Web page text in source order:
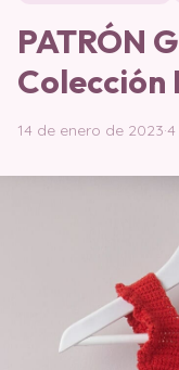
PATRÓN
14 de enero de 2023·